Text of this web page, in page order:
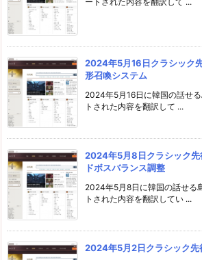
2024年5月16日クラシック
形召喚システム
2024年5月16日に韓国の話せ
トされた内容を翻訳して ...
2024年5月8日クラシック先
ドボスバランス調整
2024年5月8日に韓国の話せる
トされた内容を翻訳してい ...
2024年5月2日クラシック先